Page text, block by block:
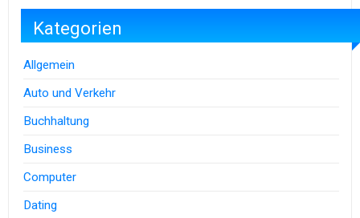
Kategorien
Allgemein
Auto und Verkehr
Buchhaltung
Business
Computer
Dating